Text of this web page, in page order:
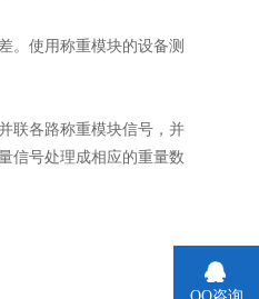
。使用称重模块的设备测
联各路称重模块信号，并
信号处理成相应的重量数
QQ咨询